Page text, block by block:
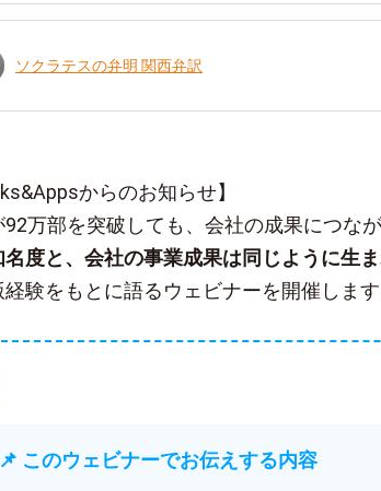
ソクラテスの弁明 関西弁訳
からのお知らせ】
万部を突破しても、会社の成果につな
名度と、会社の事業成果は同じように生
験をもとに語るウェビナーを開催します
📌 このウェビナーでお伝えする内容